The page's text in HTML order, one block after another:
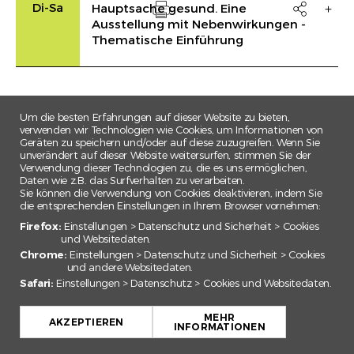
+
Di-Sa
Hauptsache gesund. Eine
Ausstellung mit Nebenwirkungen -
Thematische Einführung
Drucken

Um die besten Erfahrungen auf dieser Website zu bieten,
verwenden wir Technologien wie Cookies, um Informationen von
Geräten zu speichern und/oder auf diese zuzugreifen. Wenn Sie
unverändert auf dieser Website weitersurfen, stimmen Sie der
Verwendung dieser Technologien zu, die es uns ermöglichen,
Daten wie z.B. das Surfverhalten zu verarbeiten.
Sie können die Verwendung von Cookies deaktivieren, indem Sie
die entsprechenden Einstellungen in Ihrem Browser vornehmen:
Firefox: Einstellungen > Datenschutz und Sicherheit > Cookies
und Websitedaten.
Chrome: Einstellungen > Datenschutz und Sicherheit > Cookies
und andere Websitedaten.
Safari: Einstellungen > Datenschutz > Cookies und Websitedaten.
AKZEPTIEREN MEHR
INFORMATIONEN